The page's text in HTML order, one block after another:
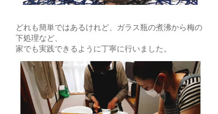
どれも簡単ではあるけれど、ガラス瓶の煮沸から梅の
下処理など、
家でも実践できるように丁寧に行いました。